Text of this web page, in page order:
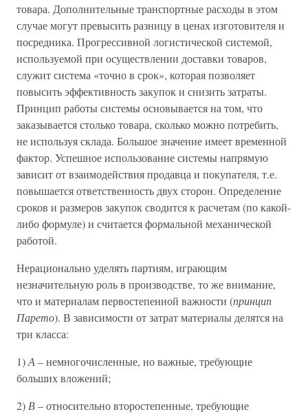
товара. Дополнительные транспортные расходы в этом
случае могут превысить разницу в ценах изготовителя и
посредника. Прогрессивной логистической системой,
используемой при осуществлении доставки товаров,
служит система «точно в срок», которая позволяет
повысить эффективность закупок и снизить затраты.
Принцип работы системы основывается на том, что
заказывается столько товара, сколько можно потребить,
не используя склада. Большое значение имеет временной
фактор. Успешное использование системы напрямую
зависит от взаимодействия продавца и покупателя, т.е.
повышается ответственность двух сторон. Определение
сроков и размеров закупок сводится к расчетам (по какой-
либо формуле) и считается формальной механической
работой.
Нерационально уделять партиям, играющим
незначительную роль в производстве, то же внимание,
что и материалам первостепенной важности (принцип
Парето). В зависимости от затрат материалы делятся на
три класса:
1)А – немногочисленные, но важные, требующие
больших вложений;
2) В– относительно второстепенные, требующие